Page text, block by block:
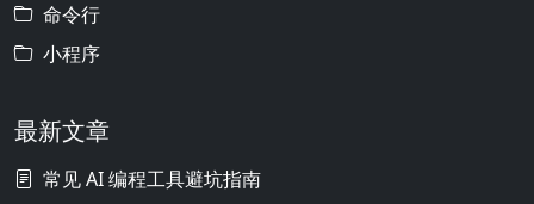
命令行
小程序
最新文章
常见 AI 编程工具避坑指南